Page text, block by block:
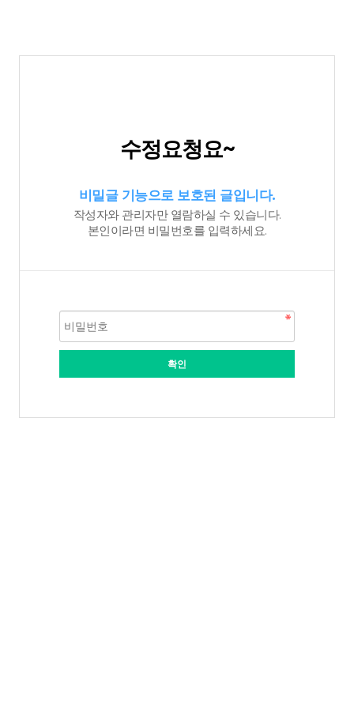
수정요청요~
비밀글 기능으로 보호된 글입니다.
작성자와 관리자만 열람하실 수 있습니다.
본인이라면 비밀번호를 입력하세요.